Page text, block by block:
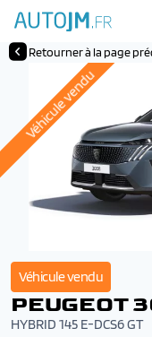
Retourner à la page
Véhicule vendu
Véhicule vendu
PEUGEOT
HYBRID 145 E-DCS6 GT